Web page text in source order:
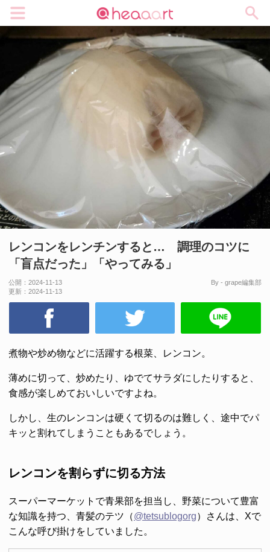
レンコンをレンチンすると… 調理のコツに
「盲点だった」「やってみる」
公開： 2024-11-13
更新： 2024-11-13
By - grape編集部
煮物や炒め物などに活躍する根菜、レンコン。
薄めに切って、炒めたり、ゆでてサラダにしたりすると、
食感が楽しめておいしいですよね。
しかし、生のレンコンは硬くて切るのは難しく、途中でパ
キッと割れてしまうこともあるでしょう。
レンコンを割らずに切る方法
スーパーマーケットで青果部を担当し、野菜について豊富
な知識を持つ、青髪のテツ（@tetsublogorg）さんは、Xで
こんな呼び掛けをしていました。